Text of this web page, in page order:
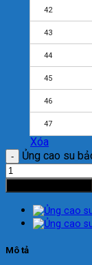
42
43
44
45
46
47
Xóa
Ủng cao su
Mô tả